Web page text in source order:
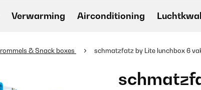
Verwarming Airconditioning
& Snack boxes schmatzfatz by Lite lunchbox 6